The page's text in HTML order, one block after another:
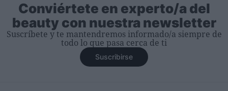
Conviértete en experto/a del
beauty con nuestra newsletter
Suscríbete y te mantendremos informado/a siempre de
todo lo que pasa cerca de ti
Suscribirse